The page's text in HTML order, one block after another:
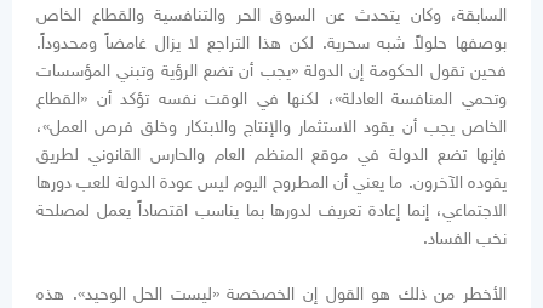
السابقة، وكان يتحدث عن السوق الحر والتنافسية والقطاع الخاص
بوصفها حلولاً شبه سحرية. لكن هذا التراجع لا يزال غامضاً ومحدوداً.
فحين تقول الحكومة إن الدولة «يجب أن تضع الرؤية وتبني المؤسسات
وتحمي المنافسة العادلة»، لكنها في الوقت نفسه تؤكد أن «القطاع
الخاص يجب أن يقود الاستثمار والإنتاج والابتكار وخلق فرص العمل»،
فإنها تضع الدولة في موقع المنظم العام والحارس القانوني لطريق
يقوده الآخرون. ما يعني أن المطروح اليوم ليس عودة الدولة للعب دورها
الاجتماعي، إنما إعادة تعريف لدورها بما يناسب اقتصاداً يعمل لمصلحة
نخب الفساد.
الأخطر من ذلك هو القول إن الخصخصة «ليست الحل الوحيد». هذه